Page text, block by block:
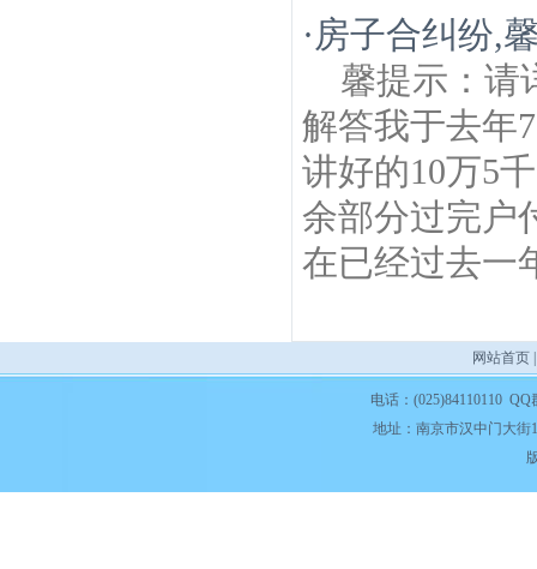
· 房子合纠纷,
馨提示：请
解答我于去年
讲好的10万5
余部分过完户
在已经过去一
网站首页
电话：(025)84110110
地址：南京市汉中门大街